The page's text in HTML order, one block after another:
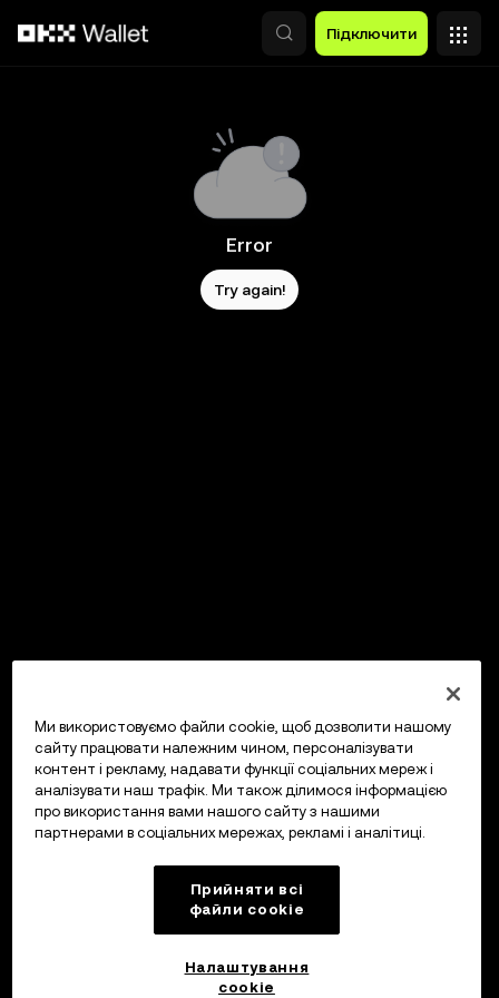
Підключити
Error
Try again!
Ми використовуємо файли cookie, щоб дозволити нашому
сайту працювати належним чином, персоналізувати
контент і рекламу, надавати функції соціальних мереж і
аналізувати наш трафік. Ми також ділимося інформацією
про використання вами нашого сайту з нашими
партнерами в соціальних мережах, рекламі і аналітиці.
Прийняти всі
файли сookie
Налаштування
cookie